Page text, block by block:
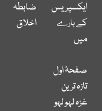
ایکسپریس
کے بارے
میں
ضابطہ
اخلاق
صفحۂ اول
تازہ ترین
غزہ لہو لہو